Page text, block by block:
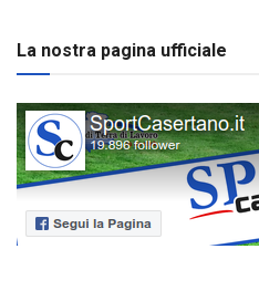
La nostra pagina ufficiale